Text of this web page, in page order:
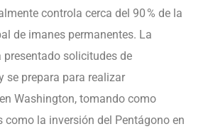
controla cerca del 90 % de la
de imanes permanentes. La
solicitudes de
se prepara para realizar
Washington, tomando como
como la inversión del Pentágono en